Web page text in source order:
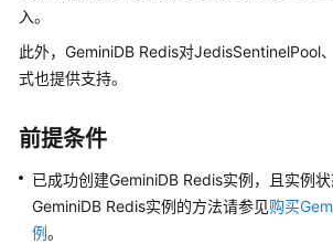
品
介
GeminiDB
Redis
接
口
入。
此外， GeminiDB Redis对JedisSentinelPool
式也提供支持。
前提条件
已成功创建GeminiDB Redis实例，且实例
GeminiDB Redis实例的方法请参见购买
例。